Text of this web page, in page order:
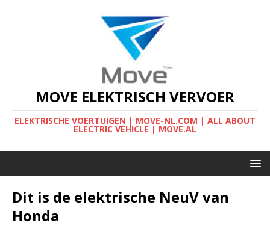
MOVE ELEKTRISCH VERVOER
ELEKTRISCHE VOERTUIGEN | MOVE-NL.COM | ALL ABOUT
ELECTRIC VEHICLE | MOVE.AL
Dit is de elektrische NeuV van
Honda